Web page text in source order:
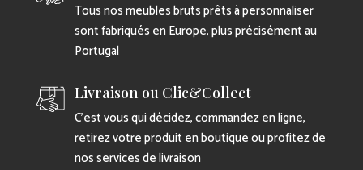
Tous nos meubles bruts prêts à personnaliser
sont fabriqués en Europe, plus précisément au
Portugal
Livraison ou Clic&Collect
C’est vous qui décidez, commandez en ligne,
retirez votre produit en boutique ou profitez de
nos services de livraison